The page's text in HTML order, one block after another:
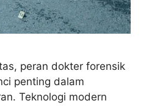
peran dokter forensik
penting dalam
Teknologi modern